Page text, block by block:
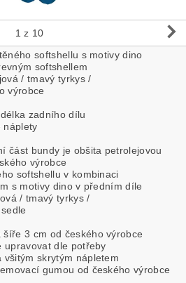
1 z 10
softshellu s motivy dino
softshellem
/ tmavý tyrkys /
výrobce
zadního dílu
náplety
část bundy je obšita petrolejovou
výrobce
softshellu v kombinaci
s motivy dino v předním díle
/ tmavý tyrkys /
3 cm od českého výrobce
upravovat dle potřeby
všitým skrytým nápletem
gumou od českého výrobce